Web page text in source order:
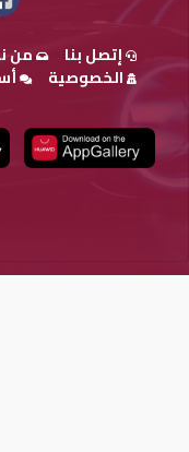
إتصل بنا من
الخصوصية